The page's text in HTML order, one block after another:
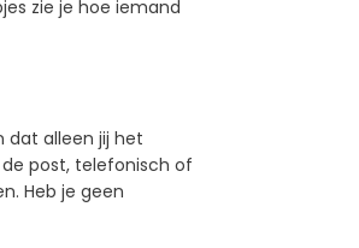
zie je hoe iemand
dat alleen jij het
post, telefonisch of
Heb je geen